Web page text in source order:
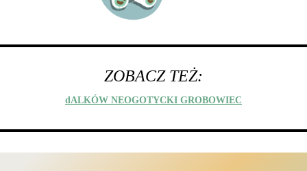
ZOBACZ TEŻ:
dALKÓW NEOGOTYCKI GROBOWIEC